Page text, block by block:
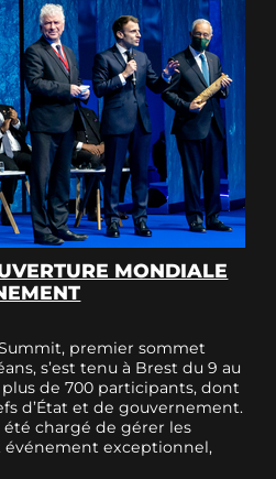
MONDIALE
Summit, premier sommet
s’est tenu à Brest du 9 au
plus de 700 participants, dont
d’État et de gouvernement.
été chargé de gérer les
événement exceptionnel,